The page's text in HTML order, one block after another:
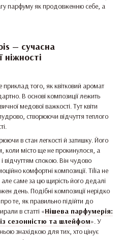
парфуму як продовженню себе, а
— сучасна
ніжності
того, як квітковий аромат
В основі композиції лежить
медової важкості. Тут квіти
створюючи відчуття теплого
в стан легкості й затишку. Його
коли місто ще не прокинулося, а
відчуттям спокою. Він чудово
комфортні композиції. Tilia не
саме за цю щирість його дедалі
день. Подібні композиції нерідко
те, як правильно підійти до
в статті «Нішева парфумерія:
сезонністю та шлейфом». У
знахідкою для тих, хто цінує